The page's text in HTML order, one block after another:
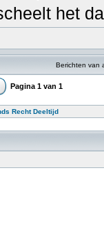
het
Berichten van
Pagina 1 van 1
Recht Deeltijd